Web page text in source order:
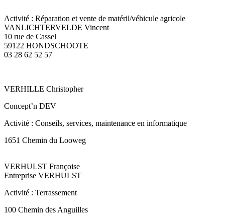
Activité : Réparation et vente de matéril/véhicule agricole
VANLICHTERVELDE Vincent
10 rue de Cassel
59122 HONDSCHOOTE
03 28 62 52 57
VERHILLE Christopher
Concept’n DEV
Activité : Conseils, services, maintenance en informatique
1651 Chemin du Looweg
VERHULST Françoise
Entreprise VERHULST
Activité : Terrassement
100 Chemin des Anguilles